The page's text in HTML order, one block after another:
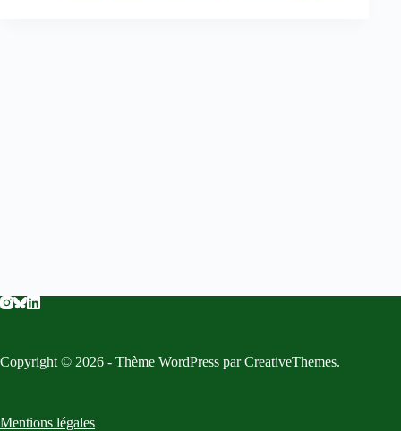
Copyright © 2026 - Thème WordPress parCreativeThemes.
Mentions légales